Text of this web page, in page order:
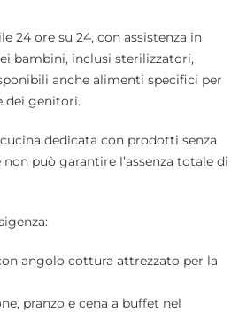
24 ore su 24, con assistenza in
bambini, inclusi sterilizzatori,
anche alimenti specifici per
dei genitori.
dedicata con prodotti senza
può garantire l’assenza totale di
angolo cottura attrezzato per la
pranzo e cena a buffet nel